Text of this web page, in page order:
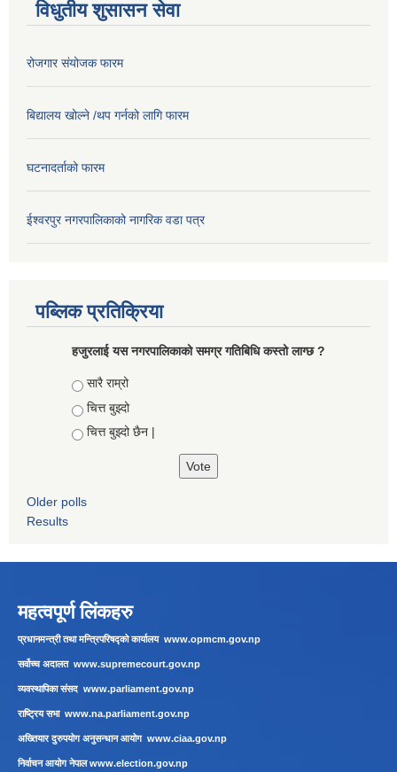
विधुतीय शुसासन सेवा
रोजगार संयोजक फारम
बिद्यालय खोल्ने /थप गर्नको लागि फारम
घटनादर्ताको फारम
ईश्वरपुर नगरपालिकाको नागरिक वडा पत्र
पब्लिक प्रतिक्रिया
हजुरलाई यस नगरपालिकाको समग्र गतिबिधि कस्तो लाग्छ ?
Choices
सारै राम्रो
चित्त बुझ्दो
चित्त बुझ्दो छैन |
Older polls
Results
महत्वपूर्ण लिंकहरु
प्रधानमन्त्री तथा मन्त्रिपरिषद्को कार्यालय www.opmcm.gov.np
सर्वोच्च अदालत www.supremecourt.gov.np
व्यवस्थापिका संसद www.parliament.gov.np
राष्ट्रिय सभा www.na.parliament.gov.np
अख्तियार दुरुपयोग अनुसन्धान आयोग www.ciaa.gov.np
निर्वाचन आयोग नेपालwww.election.gov.np